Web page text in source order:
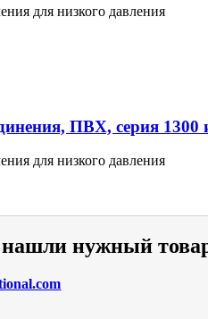
для низкого давления
ПВХ, серия 1300
для низкого давления
нужный